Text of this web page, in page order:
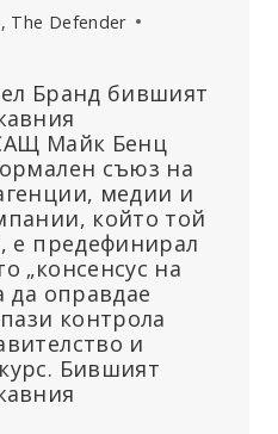
The Defender
Бранд бившият
Майк Бенц
съюз на
медии и
който той
е предефинирал
„консенсус на
да оправдае
контрола
и
Бившият